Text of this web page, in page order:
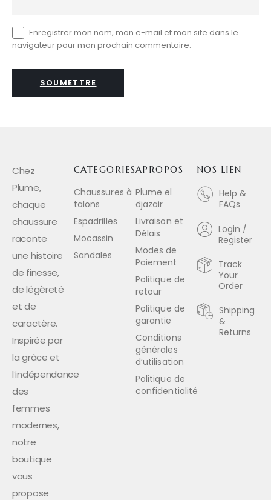
Enregistrer mon nom, mon e-mail et mon site dans le
navigateur pour mon prochain commentaire.
Chez
Plume,
chaque
chaussure
raconte
une histoire
de finesse,
de légèreté
et de
caractère.
Inspirée par
la grâce et
l’indépendance
des
femmes
modernes,
notre
boutique
vous
propose
NOS LIEN
Help &
FAQs
Login /
Register
Track
Your
Order
Shipping
&
Returns
APROPOS
Plume el
djazair
Livraison et
Délais
Modes de
Paiement
Politique de
retour
Politique de
garantie
Conditions
générales
d’utilisation
Politique de
confidentialité
CATEGORIES
Chaussures à
talons
Espadrilles
Mocassin
Sandales